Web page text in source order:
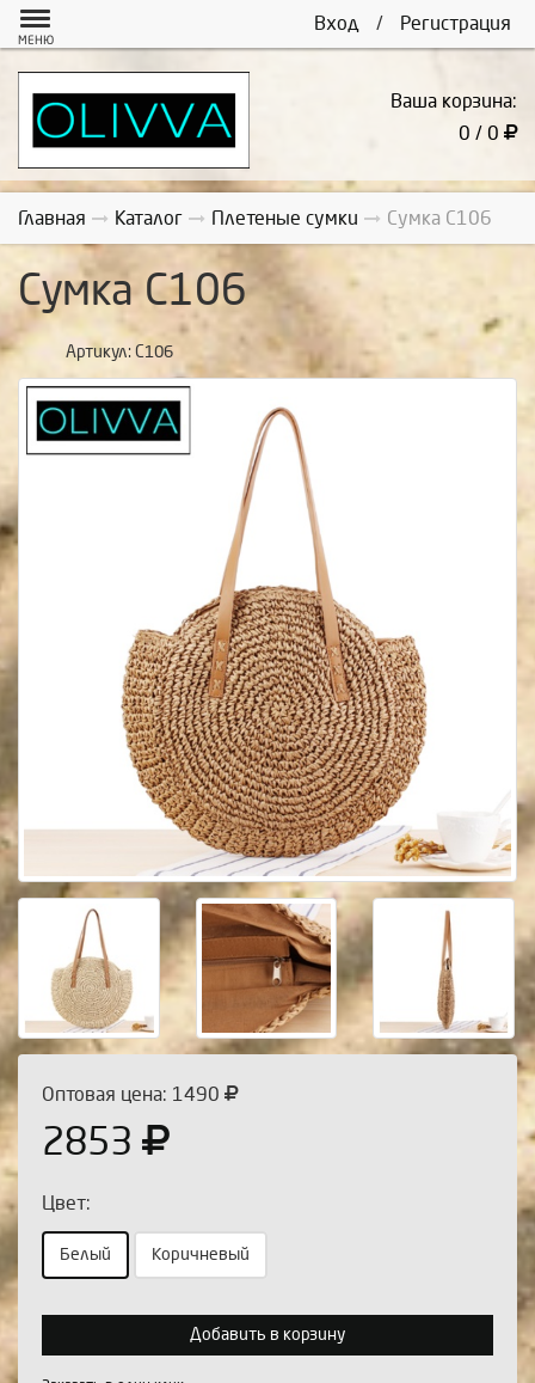
Вход / Регистрация
МЕНЮ
Ваша корзина:
0 / 0
Главная Каталог Плетеные сумки Сумка С106
Сумка С106
Артикул: С106
Оптовая цена: 1490
2853
Цвет:
Белый Коричневый
Выберите количество:
Добавить в корзину